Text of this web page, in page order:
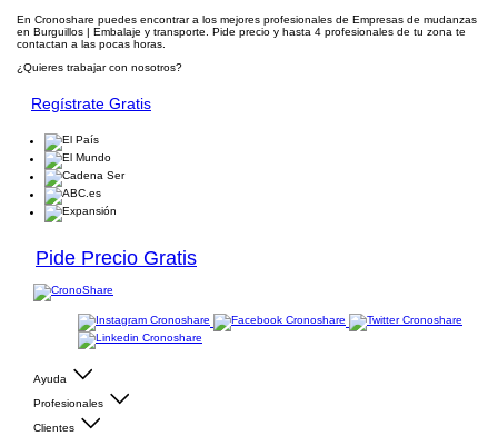
En Cronoshare puedes encontrar a los mejores profesionales de Empresas de mudanzas
en Burguillos | Embalaje y transporte. Pide precio y hasta 4 profesionales de tu zona te
contactan a las pocas horas.
¿Quieres trabajar con nosotros?
Regístrate Gratis
Pide Precio Gratis
Ayuda
Profesionales
Clientes